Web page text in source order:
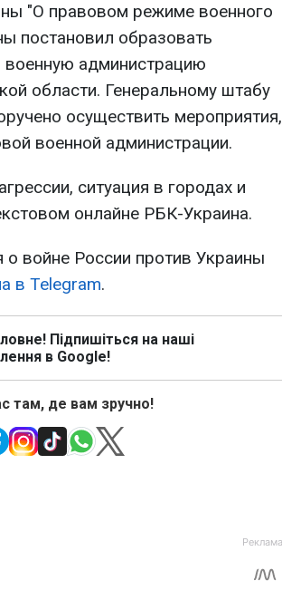
"О правовом режиме военного
постановил образовать
военную администрацию
области. Генеральному штабу
осуществить мероприятия,
военной администрации.
ситуация в городах и
онлайне РБК-Украина.
войне России против Украины
в Telegram.
Підпишіться на наші
в Google!
там, де вам зручно!